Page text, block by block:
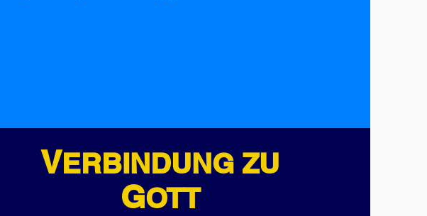
VERBINDUNG ZU
GOTT